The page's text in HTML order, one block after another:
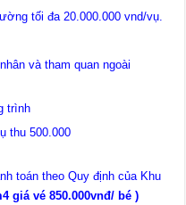
tối đa 20.000.000 vnd/vụ.
và tham quan ngoài
trình
thu 500.000
toán theo Quy định của Khu
4 giá vé 850.000vnđ/ bé)